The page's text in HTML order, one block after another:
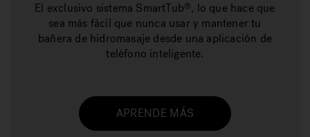
El exclusivo sistema SmartTub®, lo que hace que
sea más fácil que nunca usar y mantener tu
bañera de hidromasaje desde una aplicación de
teléfono inteligente.
APRENDE MÁS